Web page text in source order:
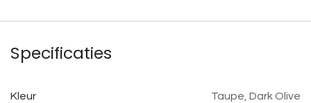
Specificaties
Kleur Taupe, Dark Olive